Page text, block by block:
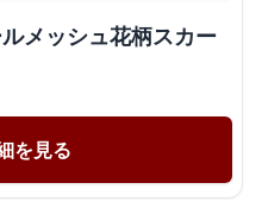
メッシュ花柄スカー
を見る